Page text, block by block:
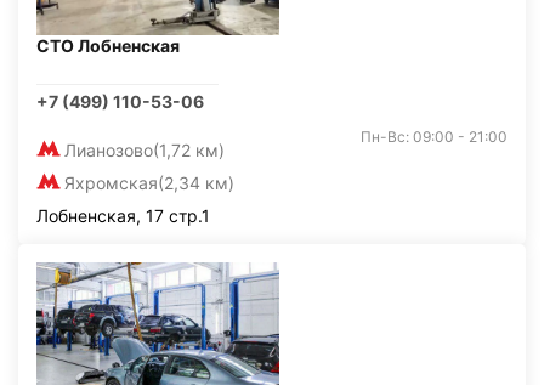
СТО Лобненская
+7 (499) 110-53-06
Лианозово(1,72 км)
Яхромская(2,34 км)
Пн-Вс: 09:00 - 21:00
Лобненская, 17 стр.1